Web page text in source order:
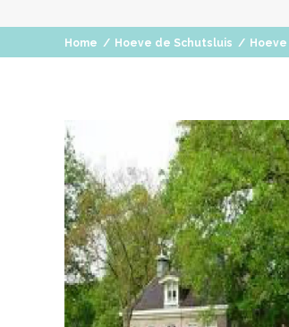
Home / Hoeve de Schutsluis /